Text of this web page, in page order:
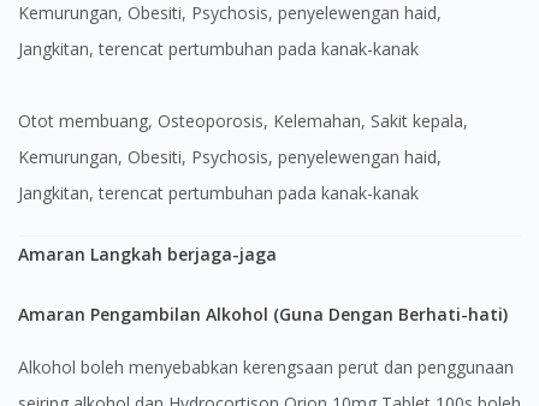
Kemurungan, Obesiti, Psychosis, penyelewengan haid,
Jangkitan, terencat pertumbuhan pada kanak-kanak
Otot membuang, Osteoporosis, Kelemahan, Sakit kepala,
Kemurungan, Obesiti, Psychosis, penyelewengan haid,
Jangkitan, terencat pertumbuhan pada kanak-kanak
Amaran Langkah berjaga-jaga
Amaran Pengambilan Alkohol (Guna Dengan Berhati-hati)
Alkohol boleh menyebabkan kerengsaan perut dan penggunaan